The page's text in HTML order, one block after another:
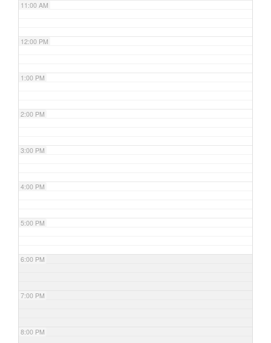
11:00 AM
12:00 PM
1:00 PM
2:00 PM
3:00 PM
4:00 PM
5:00 PM
6:00 PM
7:00 PM
8:00 PM